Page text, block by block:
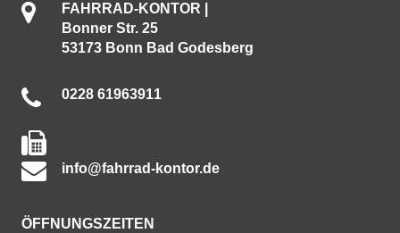
FAHRRAD-KONTOR |
Bonner Str. 25
53173 Bonn Bad Godesberg
0228 61963911
info@fahrrad-kontor.de
ÖFFNUNGSZEITEN